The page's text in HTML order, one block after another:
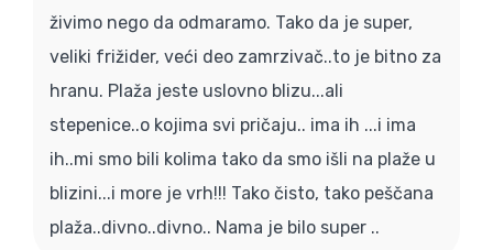
živimo nego da odmaramo. Tako da je super,
veliki frižider, veći deo zamrzivač..to je bitno za
hranu. Plaža jeste uslovno blizu...ali
stepenice..o kojima svi pričaju.. ima ih ...i ima
ih..mi smo bili kolima tako da smo išli na plaže u
blizini...i more je vrh!!! Tako čisto, tako peščana
plaža..divno..divno.. Nama je bilo super ..